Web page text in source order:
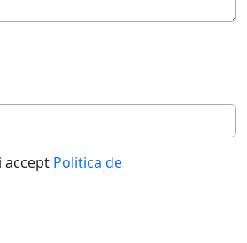
accept Politica de